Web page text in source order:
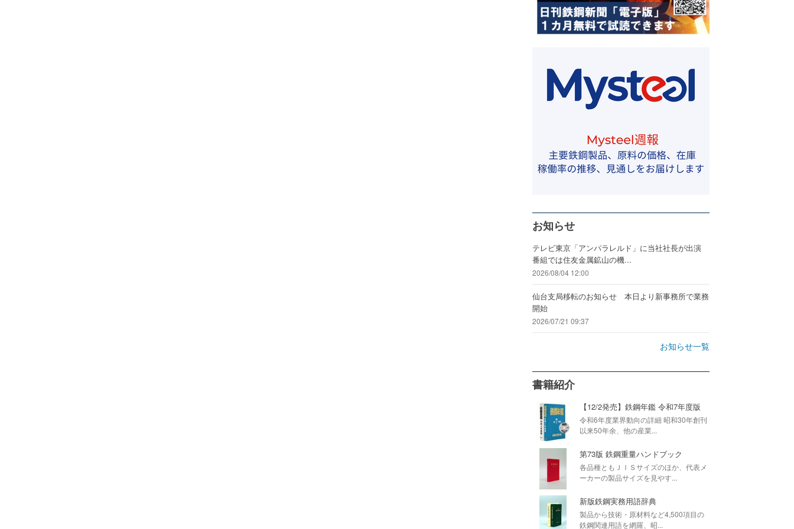
お知らせ
テレビ東京「アンパラレルド」に当社社長が出演
番組では住友金属鉱山の機...
2026/08/04 12:00
仙台支局移転のお知らせ 本日より新事務所で業務
開始
2026/07/21 09:37
お知らせ一覧
書籍紹介
【12/2発売】鉄鋼年鑑 令和7年度版
令和6年度業界動向の詳細 昭和30年創刊
以来50年余、他の産業...
第73版 鉄鋼重量ハンドブック
各品種ともＪＩＳサイズのほか、代表メ
ーカーの製品サイズを見やす...
新版鉄鋼実務用語辞典
製品から技術・原材料など4,500項目の
鉄鋼関連用語を網羅、昭...